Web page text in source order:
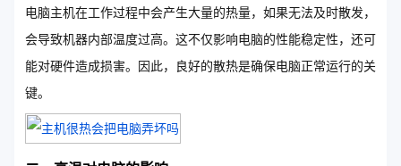
电脑主机在工作过程中会产生大量的热量，如果无法及时散发，
会导致机器内部温度过高。这不仅影响电脑的性能稳定性，还可
能对硬件造成损害。因此，良好的散热是确保电脑正常运行的关
键。